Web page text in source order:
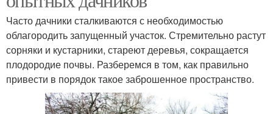
Часто дачники сталкиваются с необходимостью
облагородить запущенный участок. Стремительно растут
сорняки и кустарники, стареют деревья, сокращается
плодородие почвы. Разберемся в том, как правильно
привести в порядок такое заброшенное пространство.